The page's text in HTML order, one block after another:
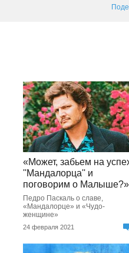
«Может, забьем на
''Мандалорца'' и
поговорим о Малыше?»
Педро Паскаль о славе,
«Мандалорце» и «Чудо-
женщине»
24 февраля 2021